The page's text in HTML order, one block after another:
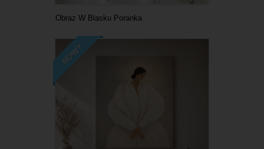
Obraz W Blasku Poranka
NOWY